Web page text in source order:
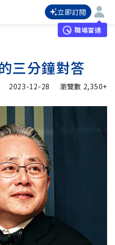
立即訂閱
職場雷達
三分鐘對答
加入追蹤
2023-12-28 瀏覽數 2,350+